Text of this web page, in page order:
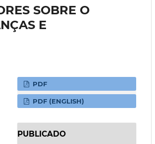
SOBRE O
E
PDF
PDF (ENGLISH)
PUBLICADO